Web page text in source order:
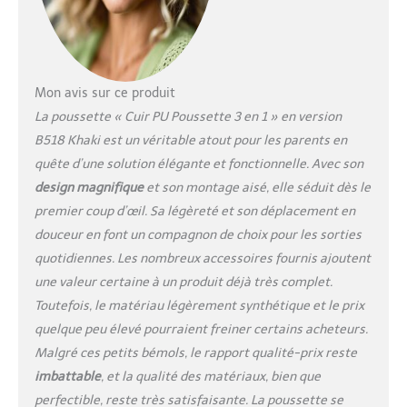
Poussette 3 en 1 pour
Bébé】 Notre poussette
pour répondre aux
besoins changeants de
votre bébé à mesure que
votre bébé grandit. Une
poussette peut jouer un
triple rôle grâce à des
transformations faciles :
panier de couchage,
siège et nacelle.
【Polyvalence Toutes
Saisons】 Conçue pour
s'adapter aux conditions
météorologiques
changeantes, notre
pousette est équipée
d'un auvent réglable
Mon avis sur ce produit
La poussette « Cuir PU Poussette 3 en 1 » en version
B518 Khaki est un véritable atout pour les parents en
quête d’une solution élégante et fonctionnelle. Avec son
design magnifiqueet son montage aisé, elle séduit dès le
premier coup d’œil. Sa légèreté et son déplacement en
douceur en font un compagnon de choix pour les sorties
quotidiennes. Les nombreux accessoires fournis ajoutent
une valeur certaine à un produit déjà très complet.
Toutefois, le matériau légèrement synthétique et le prix
quelque peu élevé pourraient freiner certains acheteurs.
Malgré ces petits bémols, le rapport qualité-prix reste
imbattable, et la qualité des matériaux, bien que
perfectible, reste très satisfaisante. La poussette se